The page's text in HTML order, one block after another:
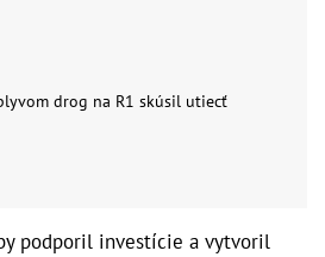
drog na R1 skúsil utiecť
podporil investície a vytvoril